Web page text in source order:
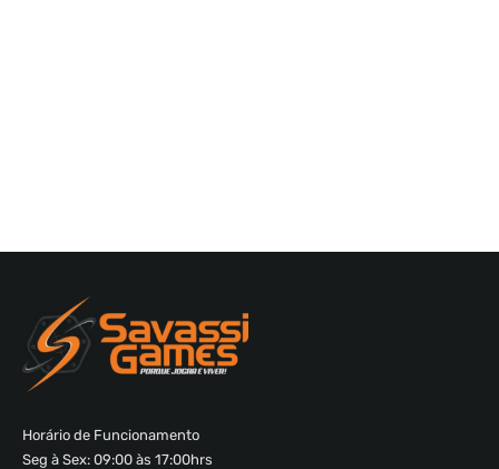
Horário de Funcionamento
Seg à Sex: 09:00 às 17:00hrs